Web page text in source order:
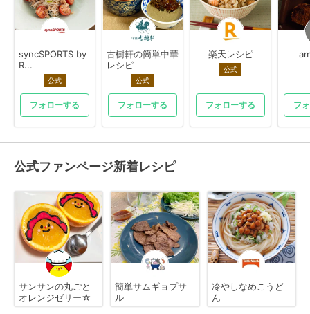
syncSPORTS by
R...
公式
フォローする
古樹軒の簡単中華
レシピ
公式
フォローする
楽天レシピ
公式
フォローする フ
公式ファンページ新着レシピ
サンサンの丸ごと
オレンジゼリー☆
簡単サムギョプサ
ル
冷やしなめこうど
ん